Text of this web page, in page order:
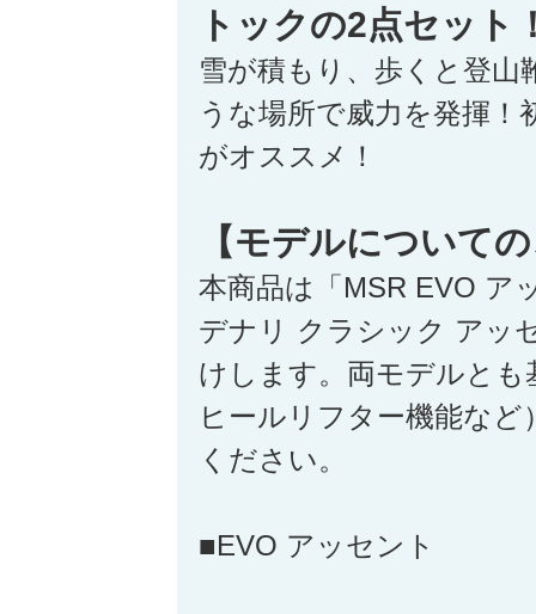
トックの2点セット
雪が積もり、歩くと登
うな場所で威力を発揮
がオススメ！
【モデルについて
本商品は「MSR EVO ア
デナリ クラシック アッ
けします。両モデルと
ヒールリフター機能な
ください。
■EVO アッセント